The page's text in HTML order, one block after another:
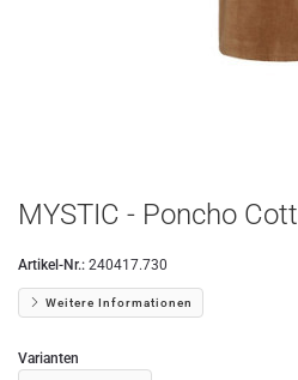
MYSTIC - Poncho
Artikel-Nr.: 240417.730
Weitere Informationen
Varianten